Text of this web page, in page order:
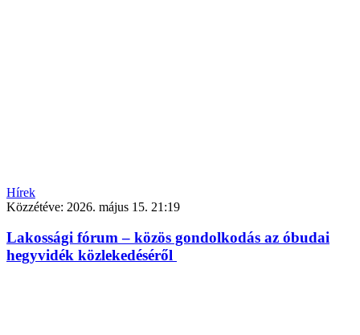
Hírek
Közzétéve: 2026. május 15. 21:19
Lakossági fórum – közös gondolkodás az óbudai
hegyvidék közlekedéséről